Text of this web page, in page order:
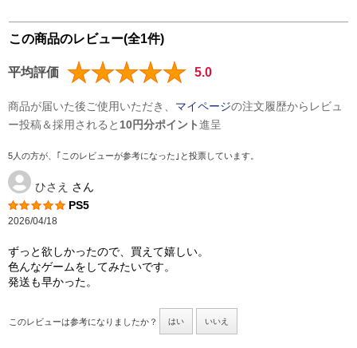
この商品のレビュー(全1件)
平均評価 5.0
商品が届いた後ご使用いただき、 マイページの注文履歴からレビュ
ー投稿＆採用されると 10円分ポイント進呈
5人の方が、｢このレビューが参考になった｣と投票しています。
ひさえ さん
PS5
2026/04/18
ずっと欲しかったので、買えて嬉しい。
色んなゲームをしてみたいです。
発送も早かった。
このレビューは参考になりましたか？ はい いいえ